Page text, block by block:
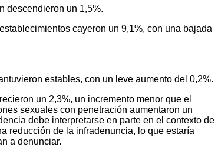
descendieron un 1,5%.
cayeron un 9,1%, con una bajada
estables, con un leve aumento del 0,2%.
un 2,3%, un incremento menor que el
sexuales con penetración aumentaron un
debe interpretarse en parte en el contexto de
reducción de la infradenuncia, lo que estaría
a denunciar.